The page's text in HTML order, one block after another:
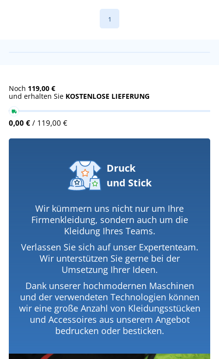
1
Noch 119,00 €
und erhalten Sie KOSTENLOSE LIEFERUNG
0,00 € / 119,00 €
Druck
und Stick
Wir kümmern uns nicht nur um Ihre
Firmenkleidung, sondern auch um die
Kleidung Ihres Teams.
Verlassen Sie sich auf unser Expertenteam.
Wir unterstützen Sie gerne bei der
Umsetzung Ihrer Ideen.
Dank unserer hochmodernen Maschinen
und der verwendeten Technologien können
wir eine große Anzahl von Kleidungsstücken
und Accessoires aus unserem Angebot
bedrucken oder besticken.